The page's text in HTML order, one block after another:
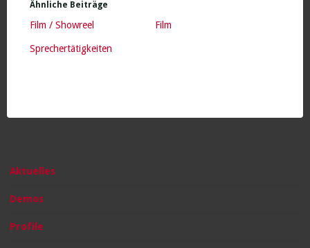
Ähnliche Beiträge
Film / Showreel Film
Sprechertätigkeiten
Aktuelles
Demos
Profile